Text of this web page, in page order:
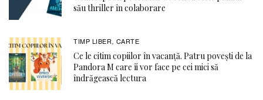
său thriller în colaborare
TIMP LIBER , CARTE
Ce le citim copiilor în vacanță. Patru povești de la
Pandora M care îi vor face pe cei mici să
îndrăgească lectura